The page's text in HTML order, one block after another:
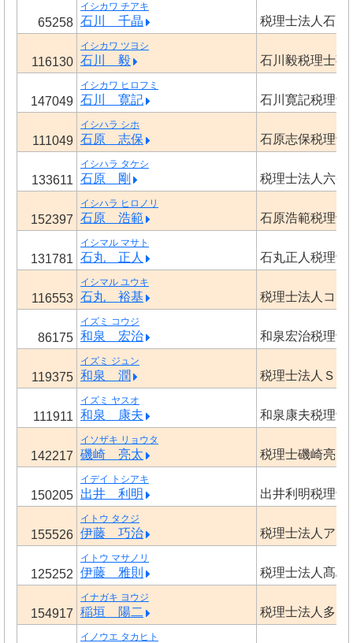
65258
イシカワ チアキ
石川 千晶 税理士法人石川
116130
イシカワ ツヨシ
石川 毅 石川毅税理士事
147049
イシカワ ヒロフミ
石川 寛記 石川寛記税理士
111049
イシハラ シホ
石原 志保 石原志保税理士
133611
イシハラ タケシ
石原 剛 税理士法人六
152397
イシハラ ヒロノリ
石原 浩範 石原浩範税理士
131781
イシマル マサト
石丸 正人 石丸正人税理士
116553
イシマル ユウキ
石丸 裕基 税理士法人コア
86175
イズミ コウジ
和泉 宏治 和泉宏治税理士
119375
イズミ ジュン
和泉 潤 税理士法人Ｓｅ
111911
イズミ ヤスオ
和泉 康夫 和泉康夫税理士
142217
イソザキ リョウタ
磯崎 亮太 税理士磯崎亮太
150205
イデイ トシアキ
出井 利明 出井利明税理士
155526
イトウ タクジ
伊藤 巧治 税理士法人ア
125252
イトウ マサノリ
伊藤 雅則 税理士法人髙
154917
イナガキ ヨウジ
稲垣 陽二 税理士法人多田
イノウエ タカヒト